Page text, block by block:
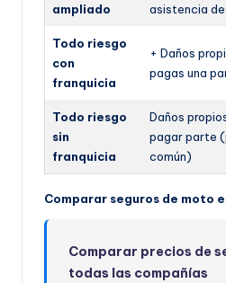
ampliado
asistencia
Todo riesgo
con
franquicia
+ Daños
pagas una
Todo riesgo
sin
franquicia
Daños
pagar parte
común)
Comparar seguros de moto
Comparar precios de
todas las compañías